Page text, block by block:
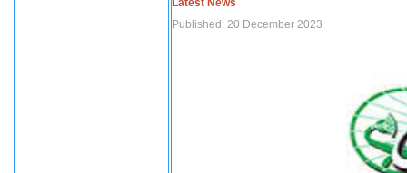
Latest News
Published: 20 December 2023